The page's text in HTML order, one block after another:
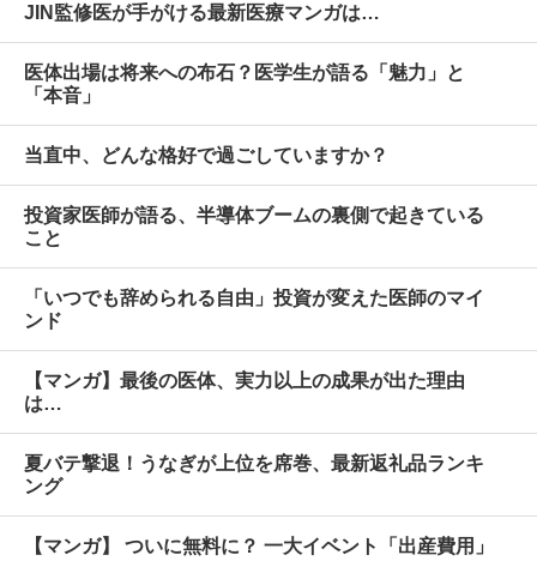
JIN監修医が手がける最新医療マンガは…
医体出場は将来への布石？医学生が語る「魅力」と
「本音」
当直中、どんな格好で過ごしていますか？
投資家医師が語る、半導体ブームの裏側で起きている
こと
「いつでも辞められる自由」投資が変えた医師のマイ
ンド
【マンガ】最後の医体、実力以上の成果が出た理由
は…
夏バテ撃退！うなぎが上位を席巻、最新返礼品ランキ
ング
【マンガ】 ついに無料に？ 一大イベント「出産費用」